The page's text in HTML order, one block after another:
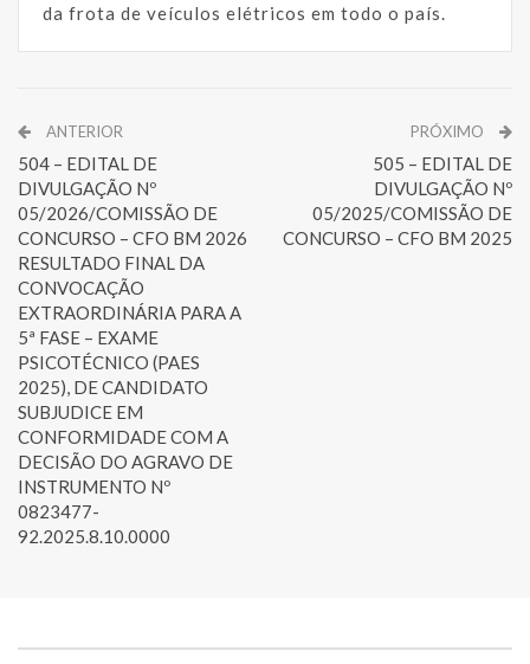
da frota de veículos elétricos em todo o país.
ANTERIOR
504 – EDITAL DE
DIVULGAÇÃO Nº
05/2026/COMISSÃO DE
CONCURSO – CFO BM 2026
RESULTADO FINAL DA
CONVOCAÇÃO
EXTRAORDINÁRIA PARA A
5ª FASE – EXAME
PSICOTÉCNICO (PAES
2025), DE CANDIDATO
SUBJUDICE EM
CONFORMIDADE COM A
DECISÃO DO AGRAVO DE
INSTRUMENTO Nº
0823477-
92.2025.8.10.0000
PRÓXIMO
505 – EDITAL DE
DIVULGAÇÃO Nº
05/2025/COMISSÃO DE
CONCURSO – CFO BM 2025